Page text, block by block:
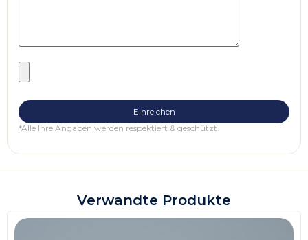
*Alle Ihre Angaben werden respektiert & geschützt.
Verwandte Produkte